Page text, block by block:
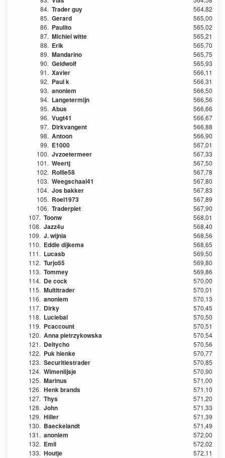
84. Trader guy
564,82
85. Gerard
565,00
86. Paulito
565,02
87. Michiel witte
565,21
88. Erik
565,70
89. Mandarino
565,75
90. Geldwolf
565,93
91. Xavier
566,11
92. Paul k
566,31
93. anoniem
566,50
94. Langetermijn
566,56
95. Abus
566,66
96. Vugt41
566,67
97. Dirkvangent
566,88
98. Antoon
566,90
99. E1000
567,01
100. Jvzoetermeer
567,33
101. Weertj
567,50
102. Rollie58
567,78
103. Weegschaal41
567,80
104. Jos bakker
567,83
105. Roel1973
567,89
106. Traderpiet
567,90
107. Toonw
568,01
108. Jazz4u
568,40
109. J. wijnia
568,56
110. Eddie dijkema
568,65
111. Lucasb
569,50
112. Turjo55
569,80
113. Tommey
569,86
114. De cock
570,00
115. Multitrader
570,01
116. anoniem
570,13
117. Dirky
570,45
118. Luciebal
570,50
119. Pcaccount
570,51
120. Anna pietrzykowska
570,54
121. Deltycho
570,56
122. Puk hienke
570,77
123. Securitiestrader
570,85
124. Wimenlijsje
570,90
125. Marinus
571,00
126. Henk brands
571,10
127. Thys
571,20
128. John
571,33
129. Hiller
571,39
130. Baeckelandt
571,49
131. anoniem
572,00
132. Emil
572,02
133. Houtje
572,11